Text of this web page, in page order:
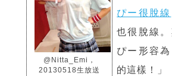
@Nitta_Emi，
20130518生放送
ぴー很脫線
也很脫線
ぴー形容
的這樣！」